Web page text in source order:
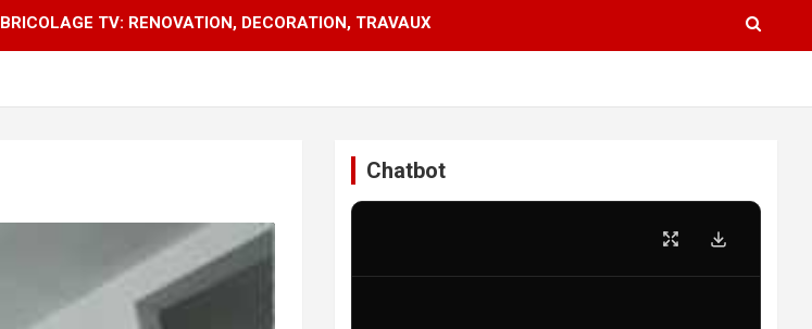
BRICOLAGE TV: RENOVATION, DECORATION, TRAVAUX
Chatbot